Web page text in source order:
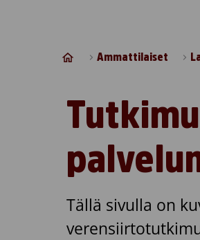
Ammattilaiset
Tällä sivulla on